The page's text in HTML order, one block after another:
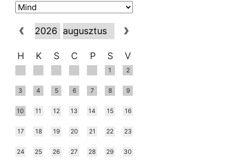
H K S C P S V
1 2
3 4 5 6 7 8 9
10 11 12 13 14 15 16
17 18 19 20 21 22 23
24 25 26 27 28 29 30